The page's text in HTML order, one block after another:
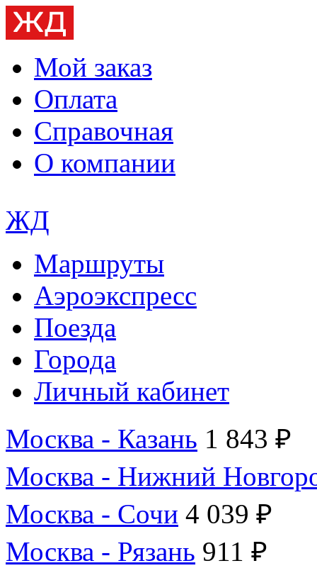
Мой заказ
Оплата
Справочная
О компании
ЖД
Маршруты
Аэроэкспресс
Поезда
Города
Личный кабинет
Москва - Казань 1 843 ₽
Москва - Нижний
Москва - Сочи 4 039 ₽
Москва - Рязань 911 ₽